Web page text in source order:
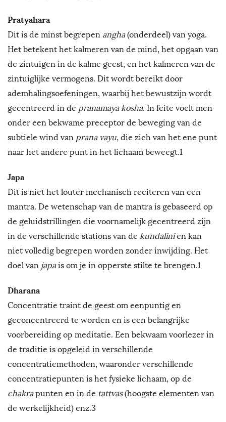
Pratyahara
Dit is de minst begrepen angha(onderdeel) van yoga.
Het betekent het kalmeren van de mind, het opgaan van
de zintuigen in de kalme geest, en het kalmeren van de
zintuiglijke vermogens. Dit wordt bereikt door
ademhalingsoefeningen, waarbij het bewustzijn wordt
gecentreerd in de pranamaya kosha. In feite voelt men
onder een bekwame preceptor de beweging van de
subtiele wind van prana vayu, die zich van het ene punt
naar het andere punt in het lichaam beweegt.1
Japa
Dit is niet het louter mechanisch reciteren van een
mantra. De wetenschap van de mantra is gebaseerd op
de geluidstrillingen die voornamelijk gecentreerd zijn
in de verschillende stations van de kundalinien kan
niet volledig begrepen worden zonder inwijding. Het
doel van japais om je in opperste stilte te brengen.1
Dharana
Concentratie traint de geest om eenpuntig en
geconcentreerd te worden en is een belangrijke
voorbereiding op meditatie. Een bekwaam voorlezer in
de traditie is opgeleid in verschillende
concentratiemethoden, waaronder verschillende
concentratiepunten is het fysieke lichaam, op de
chakrapunten en in de tattvas(hoogste elementen van
de werkelijkheid) enz.3